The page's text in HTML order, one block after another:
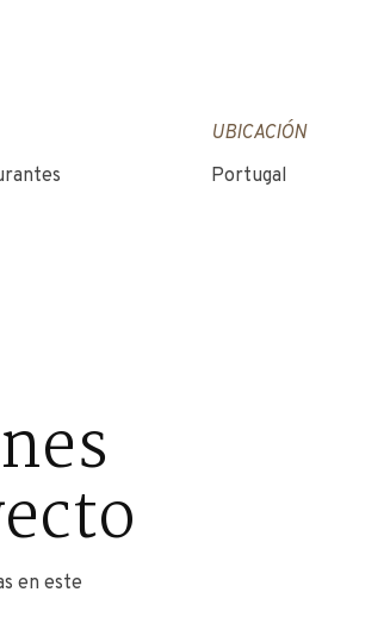
UBICACIÓN
Portugal
en este